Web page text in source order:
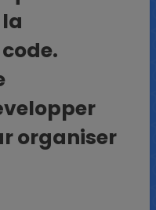
organiser